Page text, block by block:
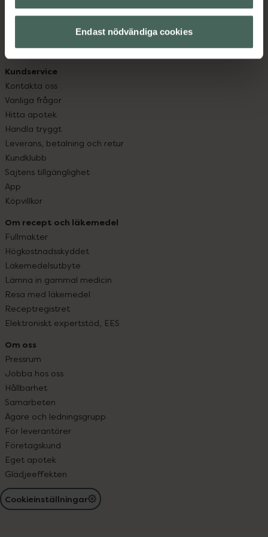
Endast nödvändiga cookies
datorn. Oavsett vem du är så är det vårt uppdrag att
Kundservice
Kontakta oss
Vanliga frågor
Hitta apotek
Handla tryggt
Leverans, betalning och retur
Kundklubb
Sajtens tillgänglighet
App
Köpvillkor
Om recept och läkemedel
Fullmakter
Högkostnadsskyddet
Läkemedelsutbyte
Lämna in gammal medicin
Resa med läkemedel
Receptregistret
Elektroniskt expertstöd, EES
Om oss
Pressrum
Jobba hos oss
Hållbarhet
Samarbeten
Ägare och ledningsgrupp
För leverantörer
Företagskund
Eget apotek
Glädjeeffekten
Cookieinställningar